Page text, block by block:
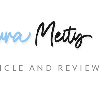
AND REVIEW